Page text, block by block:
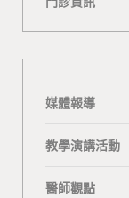
媒體報導
教學演講活動
醫師觀點